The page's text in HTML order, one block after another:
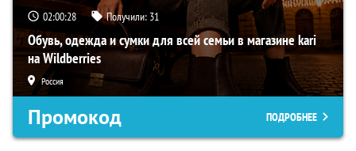
02:00:27 Получили: 31
Обувь, одежда и сумки для всей семьи в магазине kari
на Wildberries
Россия
Промокод ПОДРОБНЕЕ